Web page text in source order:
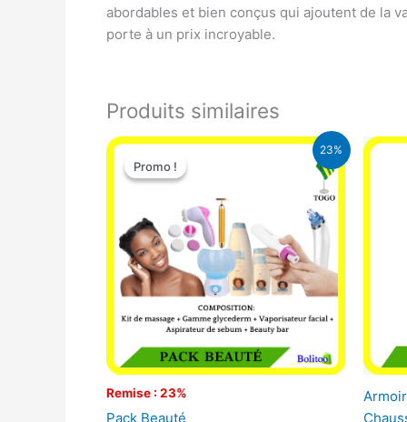
abordables et bien conçus qui ajoutent de la
porte à un prix incroyable.
Produits similaires
23%
Promo !
Remise : 23%
Promo !
Pack Beauté
Le
initial
65.000 CFA.
Le
49.900 CFA.